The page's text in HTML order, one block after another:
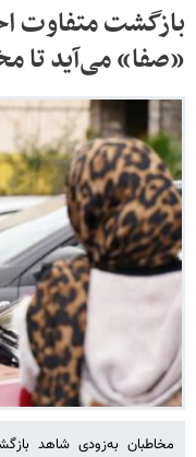
بازگشت متفاوت
«صفا» می‌آید تا
مخاطبان به‌زودی شاهد